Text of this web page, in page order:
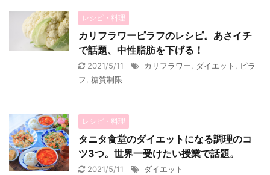
レシピ・料理
カリフラワーピラフのレシピ。あさイチ
で話題、中性脂肪を下げる！
2021/5/11 カリフラワー ダイエット
ピラ
フ 糖質制限
レシピ・料理
タニタ食堂のダイエットになる調理のコ
ツ3つ。世界一受けたい授業で話題。
2021/5/11 ダイエット